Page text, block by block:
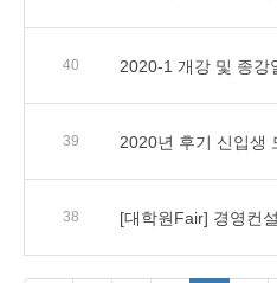
40 2020-1 개강 및 종강
39 2020년 후기 신입생
38